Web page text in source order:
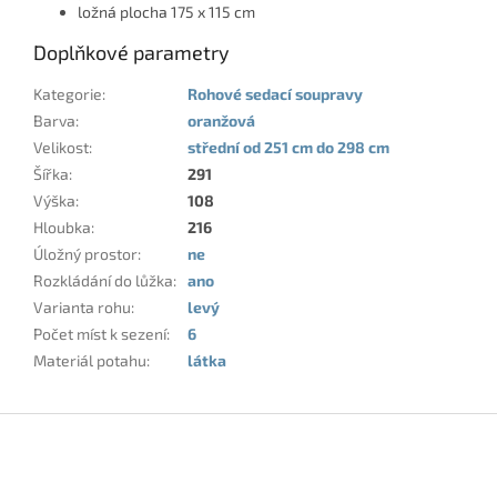
ložná plocha 175 x 115 cm
Doplňkové parametry
Kategorie:
Rohové sedací soupravy
Barva:
oranžová
Velikost:
střední od 251 cm do 298 cm
Šířka:
291
Výška:
108
Hloubka:
216
Úložný prostor:
ne
Rozkládání do lůžka: ano
Varianta rohu:
levý
Počet míst k sezení:
6
Materiál potahu: látka